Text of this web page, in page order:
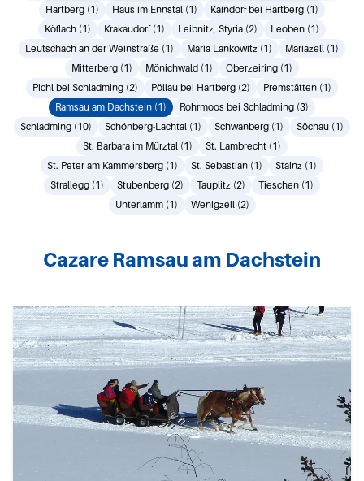
Hartberg (1)
Haus im Ennstal (1)
Kaindorf bei Hartberg (1)
Köflach (1)
Krakaudorf (1) Leibnitz, Styria (2)
Leoben (1)
Leutschach an der Weinstraße (1)
Maria Lankowitz (1)
Mariazell (1)
Mitterberg (1)
Mönichwald (1)
Oberzeiring (1)
Pichl bei Schladming (2)
Pöllau bei Hartberg (2)
Premstätten (1)
Ramsau am Dachstein (1)
Rohrmoos bei Schladming (3)
Schladming (10)
Schönberg-Lachtal (1) Schwanberg (1)
Söchau (1)
St. Barbara im Mürztal (1)
St. Lambrecht (1)
St. Peter am Kammersberg (1)
St. Sebastian (1)
Stainz (1)
Strallegg (1)
Stubenberg (2) Tauplitz (2)
Tieschen (1)
Unterlamm (1)
Wenigzell (2)
Cazare Ramsau am Dachstein